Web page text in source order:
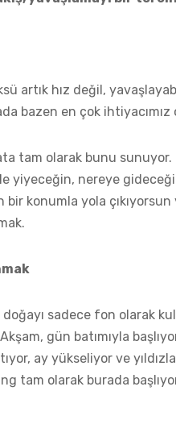
artık hız değil,
bazen en çok
tam olarak bunu
yiyeceğin, nereye
konumla yola
sadece fon olarak
gün batımıyla
ay yükseliyor ve
tam olarak burada